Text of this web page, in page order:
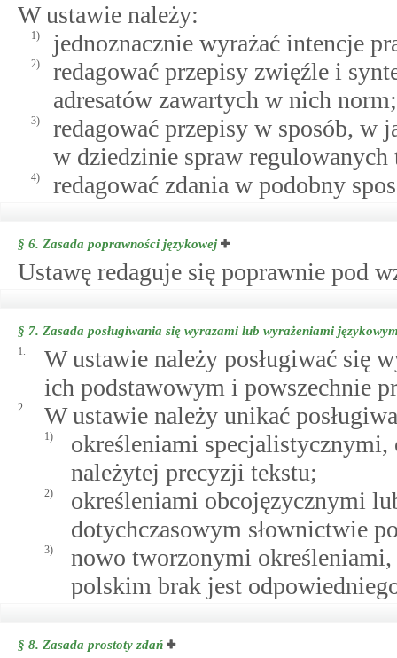
W ustawie należy:
1) jednoznacznie wyrażać intencje
2)
redagować przepisy zwięźle i
adresatów zawartych w nich norm;
3)
redagować przepisy w sposób, w
w dziedzinie spraw regulowanych
4) redagować zdania w podobny
§ 6. Zasada poprawności językowej
Ustawę redaguje się poprawnie pod
§ 7. Zasada posługiwania się wyrazami lub wyrażeniami
1.
W ustawie należy posługiwać się
ich podstawowym i powszechnie
2. W ustawie należy unikać
1)
określeniami specjalistycznymi,
należytej precyzji tekstu;
2)
określeniami obcojęzycznymi
dotychczasowym słownictwie
3)
nowo tworzonymi
polskim brak jest
§ 8. Zasada prostoty zdań